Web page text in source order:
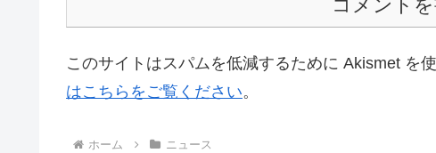
コメント
このサイトはスパムを低減するために Akismet を使
はこちらをご覧ください。
ホーム ニュース